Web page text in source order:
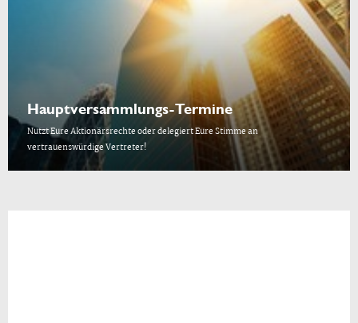
Hauptversammlungs-Termine
Nutzt Eure Aktionärsrechte oder delegiert Eure Stimme an
vertrauenswürdige Vertreter!